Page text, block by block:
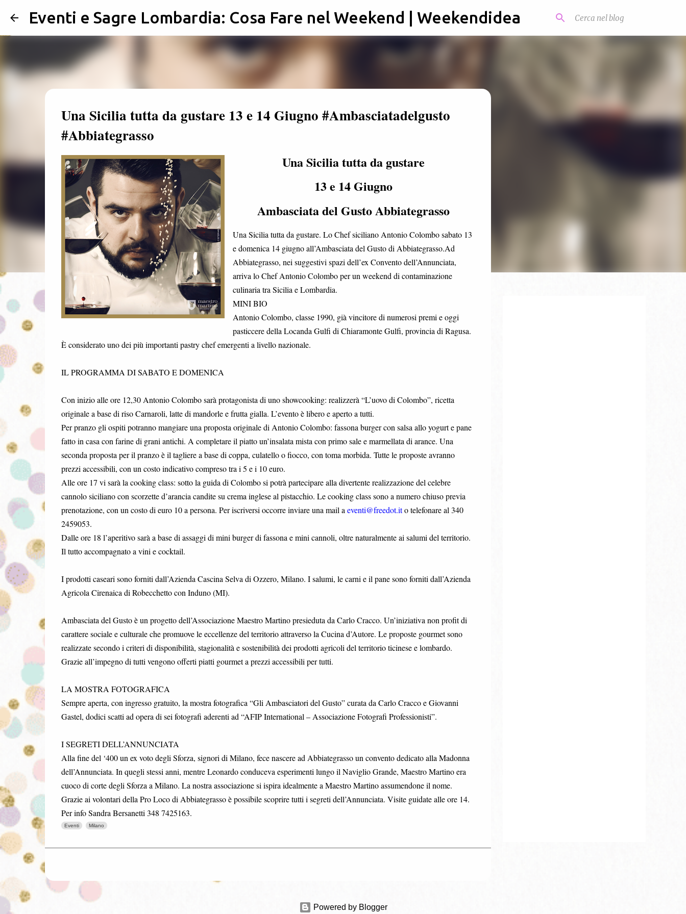
Passa ai contenuti principali
Eventi e Sagre Lombardia: Cosa Fare nel Weekend | Weekendidea
Una Sicilia tutta da gustare 13 e 14 Giugno #Ambasciatadelgusto
#Abbiategrasso
Una Sicilia tutta da gustare
13 e 14 Giugno
Ambasciata del Gusto Abbiategrasso
Una Sicilia tutta da gustare. Lo Chef siciliano Antonio Colombo sabato 13
e domenica 14 giugno all’Ambasciata del Gusto di Abbiategrasso.Ad
Abbiategrasso, nei suggestivi spazi dell’ex Convento dell’Annunciata,
arriva lo Chef Antonio Colombo per un weekend di contaminazione
culinaria tra Sicilia e Lombardia.
MINI BIO
Antonio Colombo, classe 1990, già vincitore di numerosi premi e oggi
pasticcere della Locanda Gulfi di Chiaramonte Gulfi, provincia di Ragusa.
È considerato uno dei più importanti pastry chef emergenti a livello nazionale.
IL PROGRAMMA DI SABATO E DOMENICA
Con inizio alle ore 12,30 Antonio Colombo sarà protagonista di uno showcooking: realizzerà “L’uovo di Colombo”, ricetta
originale a base di riso Carnaroli, latte di mandorle e frutta gialla. L’evento è libero e aperto a tutti.
Per pranzo gli ospiti potranno mangiare una proposta originale di Antonio Colombo: fassona burger con salsa allo yogurt e pane
fatto in casa con farine di grani antichi. A completare il piatto un’insalata mista con primo sale e marmellata di arance. Una
seconda proposta per il pranzo è il tagliere a base di coppa, culatello o fiocco, con toma morbida. Tutte le proposte avranno
prezzi accessibili, con un costo indicativo compreso tra i 5 e i 10 euro.
Alle ore 17 vi sarà la cooking class: sotto la guida di Colombo si potrà partecipare alla divertente realizzazione del celebre
cannolo siciliano con scorzette d’arancia candite su crema inglese al pistacchio. Le cooking class sono a numero chiuso previa
prenotazione, con un costo di euro 10 a persona. Per iscriversi occorre inviare una mail aeventi@freedot.ito telefonare al 340
2459053.
Dalle ore 18 l’aperitivo sarà a base di assaggi di mini burger di fassona e mini cannoli, oltre naturalmente ai salumi del territorio.
Il tutto accompagnato a vini e cocktail.
I prodotti caseari sono forniti dall’Azienda Cascina Selva di Ozzero, Milano. I salumi, le carni e il pane sono forniti dall’Azienda
Agricola Cirenaica di Robecchetto con Induno (MI).
Ambasciata del Gusto è un progetto dell’Associazione Maestro Martino presieduta da Carlo Cracco. Un’iniziativa non profit di
carattere sociale e culturale che promuove le eccellenze del territorio attraverso la Cucina d’Autore. Le proposte gourmet sono
realizzate secondo i criteri di disponibilità, stagionalità e sostenibilità dei prodotti agricoli del territorio ticinese e lombardo.
Grazie all’impegno di tutti vengono offerti piatti gourmet a prezzi accessibili per tutti.
LA MOSTRA FOTOGRAFICA
Sempre aperta, con ingresso gratuito, la mostra fotografica “Gli Ambasciatori del Gusto” curata da Carlo Cracco e Giovanni
Gastel, dodici scatti ad opera di sei fotografi aderenti ad “AFIP International – Associazione Fotografi Professionisti”.
I SEGRETI DELL’ANNUNCIATA
Alla fine del ‘400 un ex voto degli Sforza, signori di Milano, fece nascere ad Abbiategrasso un convento dedicato alla Madonna
dell’Annunciata. In quegli stessi anni, mentre Leonardo conduceva esperimenti lungo il Naviglio Grande, Maestro Martino era
cuoco di corte degli Sforza a Milano. La nostra associazione si ispira idealmente a Maestro Martino assumendone il nome.
Grazie ai volontari della Pro Loco di Abbiategrasso è possibile scoprire tutti i segreti dell’Annunciata. Visite guidate alle ore 14.
Per info Sandra Bersanetti 348 7425163.
Eventi Milano
Powered by Blogger